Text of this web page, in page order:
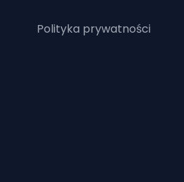
Polityka prywatności